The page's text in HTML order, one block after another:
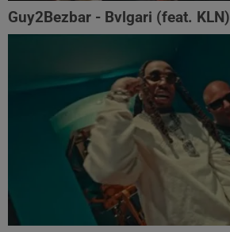
Guy2Bezbar - Bvlgari (feat. KLN)